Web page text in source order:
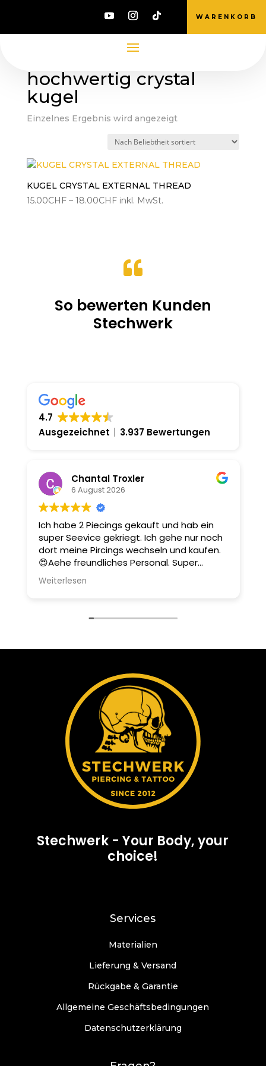
WARENKORB
/ Produkte verschlagwortet mit
„hochwertig crystal kugel“
hochwertig crystal
kugel
Einzelnes Ergebnis wird angezeigt
KUGEL CRYSTAL EXTERNAL THREAD
15.00CHF – 18.00CHFPreisspanne:
inkl. MwSt.

So bewerten Kunden
Stechwerk
4.7
Ausgezeichnet
3.937 Bewertungen
Chantal Troxler
6 August 2026
Ich habe 2 Piecings gekauft und hab ein
super Seevice gekriegt. Ich gehe nur noch
dort meine Pircings wechseln und kaufen.
😍Aehe freundliches Personal. Super
Dienstleistung.
Weiterlesen
Stechwerk - Your Body, your
choice!
Services
Materialien
Lieferung & Versand
Rückgabe & Garantie
Allgemeine Geschäftsbedingungen
Datenschutzerklärung